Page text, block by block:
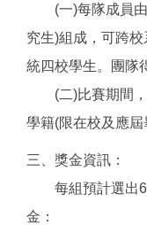
(一)每隊成員由
究生)組成，可跨
統四校學生。團隊
(二)比賽期間，
學籍(限在校及應屆
三、獎金資訊：
每組預計選出6
金：